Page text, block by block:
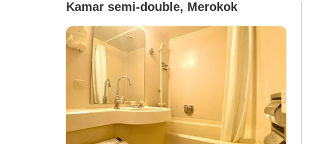
Kamar semi-double, Merokok